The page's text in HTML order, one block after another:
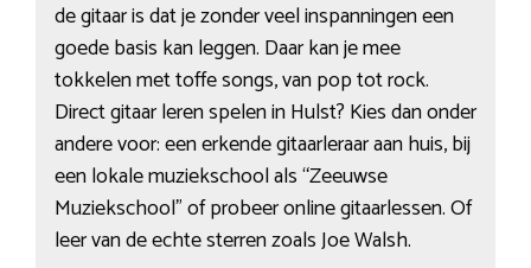
de gitaar is dat je zonder veel inspanningen een
goede basis kan leggen. Daar kan je mee
tokkelen met toffe songs, van pop tot rock.
Direct gitaar leren spelen in Hulst? Kies dan onder
andere voor: een erkende gitaarleraar aan huis, bij
een lokale muziekschool als “Zeeuwse
Muziekschool” of probeer online gitaarlessen. Of
leer van de echte sterren zoals Joe Walsh.